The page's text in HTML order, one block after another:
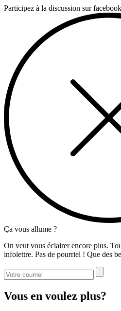
Participez à la discussion sur facebook
Ça vous allume ?
On veut vous éclairer encore plus.
infolettre. Pas de pourriel ! Que des
Vous en voulez plus?